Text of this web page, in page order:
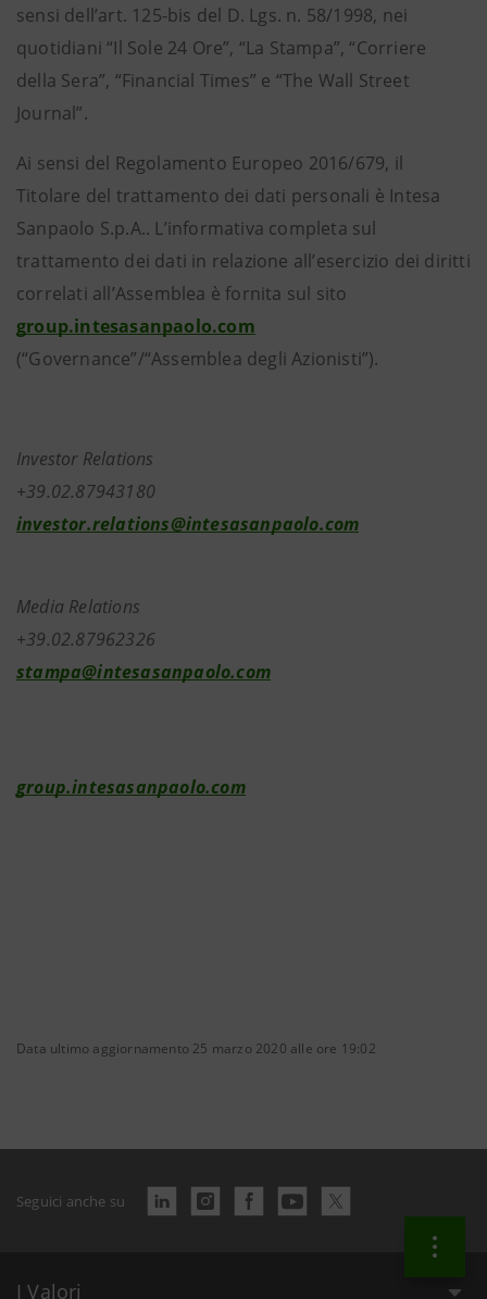
sensi dell’art. 125-bis del D. Lgs. n. 58/1998, nei
quotidiani “Il Sole 24 Ore”, “La Stampa”, “Corriere
della Sera”, “Financial Times” e “The Wall Street
Journal”.
Ai sensi del Regolamento Europeo 2016/679, il
Titolare del trattamento dei dati personali è Intesa
Sanpaolo S.p.A.. L’informativa completa sul
trattamento dei dati in relazione all’esercizio dei diritti
correlati all’Assemblea è fornita sul sito
group.intesasanpaolo.com
(“Governance”/“Assemblea degli Azionisti”).
Investor Relations
+39.02.87943180
investor.relations@intesasanpaolo.com
Media Relations
+39.02.87962326
stampa@intesasanpaolo.com
group.intesasanpaolo.com
Data ultimo aggiornamento 25 marzo 2020 alle ore 19:02
Seguici anche su
I Valori